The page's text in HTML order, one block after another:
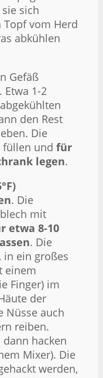
sich
vom Herd
abkühlen
Gefäß
Etwa 1-2
den Rest
Die
füllen und für
legen.
. Die
mit
etwa 8-10
. Die
in ein großes
einem
Finger) im
der
Nüsse auch
reiben.
hacken
Mixer). Die
werden,